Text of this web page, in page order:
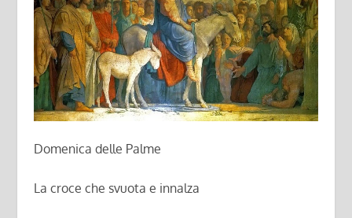
Domenica delle Palme
La croce che svuota e innalza